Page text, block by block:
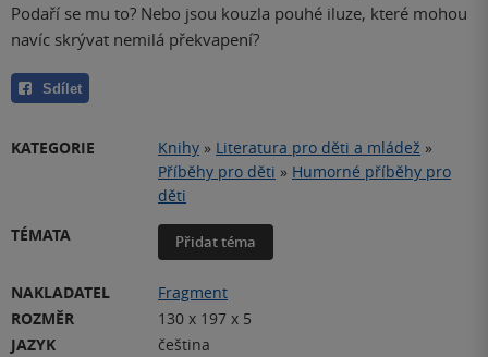
Podaří se mu to? Nebo jsou kouzla pouhé iluze, které mohou
navíc skrývat nemilá překvapení?
Sdílet
KATEGORIE Knihy » Literatura pro děti a mládež »
Příběhy pro děti » Humorné příběhy pro
děti
TÉMATA
Přidat téma
NAKLADATEL
Fragment
ROZMĚR
130 x 197 x 5
JAZYK
čeština